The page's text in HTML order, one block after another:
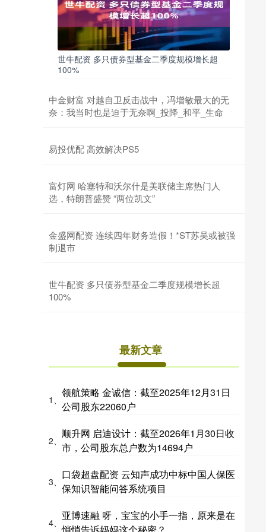
世牛配资 多只债券型基金二季度规模增长超
100%
中金财富 对越自卫反击战中，冯增敏最大的无
奈：我当时也是迫于无奈啊_投降_和平_生命
易投优配 高效解决PS5
富灯网 哈塞特和沃尔什是美联储主席热门人
选，特朗普盛赞 “两位凯文”
金盛网配资 连续四年财务造假！*ST苏吴或被强
制退市
世牛配资 多只债券型基金二季度规模增长超
100%
最新文章
1、
领航策略 金诚信：截至2025年12月31日
公司股东22060户
2、
顺升网 启迪设计：截至2026年1月30日收
市，公司股东总户数为14694户
3、
口袋超盘配资 云知声成功中标中国人保医
保知识智能问答系统项目
4、
亚博速融 呀，宝宝的小手一指，原来是在